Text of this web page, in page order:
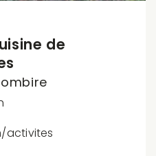
de
activites